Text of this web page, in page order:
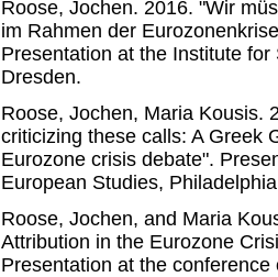
Roose, Jochen. 2016. "Wir
im Rahmen der
Presentation at the Institute
Dresden.
Roose, Jochen, Maria Kousis.
criticizing these calls: A Greek
Eurozone crisis debate".
European Studies,
Roose, Jochen, and Maria
Attribution in the Eurozone
Presentation at the